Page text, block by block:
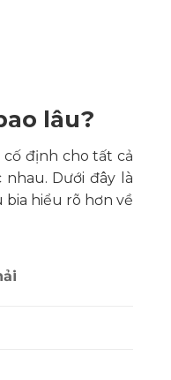
lâu?
định cho tất cả
Dưới đây là
hiểu rõ hơn về